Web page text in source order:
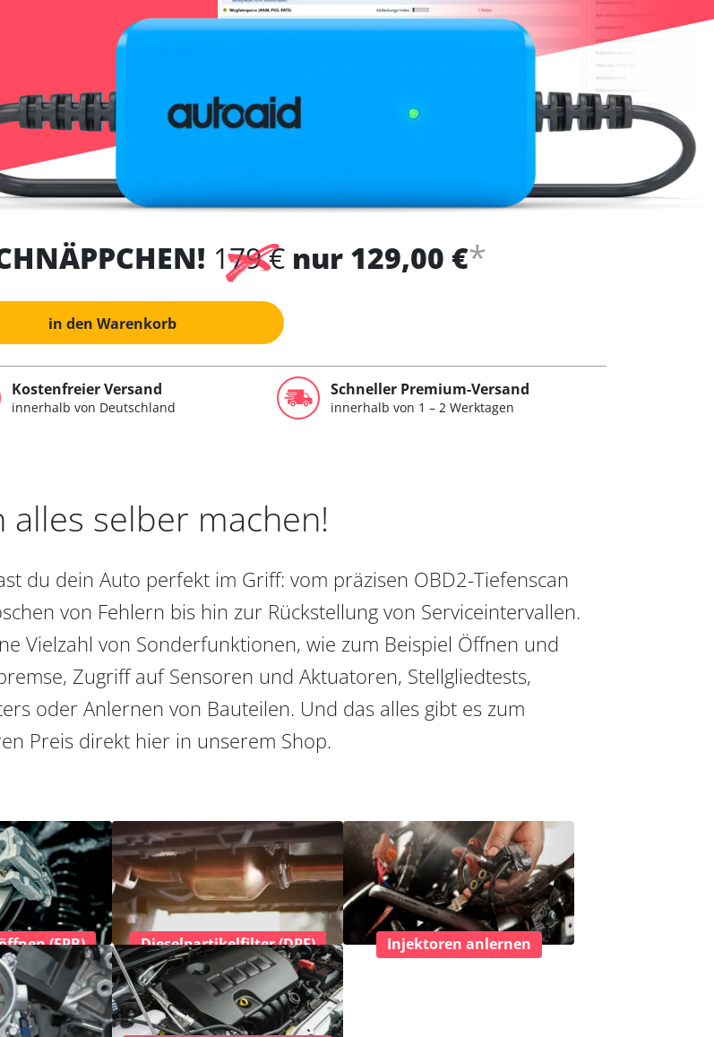
179 € nur 129,00 €*
in den Warenkorb
Kostenfreier Versand
innerhalb von Deutschland
Schneller Premium-Versand
innerhalb von 1 – 2 Werktagen
alles selber machen!
du dein Auto perfekt im Griff: vom präzisen OBD2-Tiefenscan
von Fehlern bis hin zur Rückstellung von Serviceintervallen.
Vielzahl von Sonderfunktionen, wie zum Beispiel Öffnen und
Zugriff auf Sensoren und Aktuatoren, Stellgliedtests,
oder Anlernen von Bauteilen. Und das alles gibt es zum
Preis direkt hier in unserem Shop.
(EPB) Dieselpartikelfilter (DPF) Injektoren anlernen